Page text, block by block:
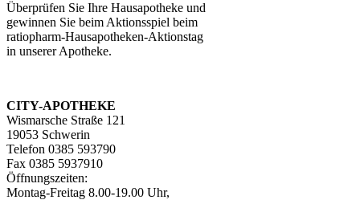
Überprüfen Sie Ihre Hausapotheke und
gewinnen Sie beim Aktionsspiel beim
ratiopharm-Hausapotheken-Aktionstag
in unserer Apotheke.
CITY-APOTHEKE
Wismarsche Straße 121
19053 Schwerin
Telefon 0385 593790
Fax 0385 5937910
Öffnungszeiten:
Montag-Freitag 8.00-19.00 Uhr,